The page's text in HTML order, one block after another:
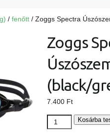
/ fenőtt/ Zoggs Spectra
Zoggs
(black/
7.400 Ft
Zoggs
Spectra
Kosárba